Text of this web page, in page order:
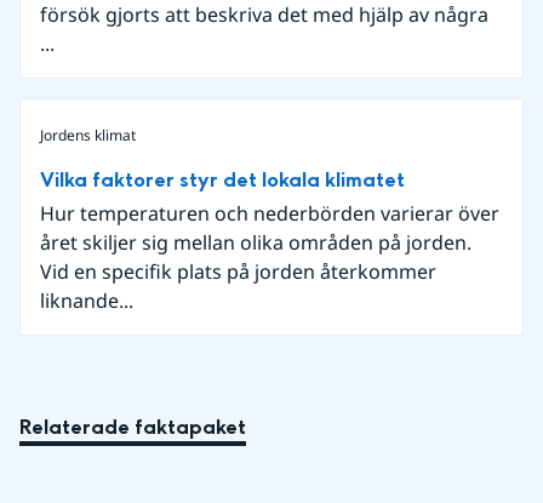
försök gjorts att beskriva det med hjälp av några
...
Jordens klimat
Vilka faktorer styr det lokala klimatet
Hur temperaturen och nederbörden varierar över
året skiljer sig mellan olika områden på jorden.
Vid en specifik plats på jorden återkommer
liknande...
Relaterade faktapaket